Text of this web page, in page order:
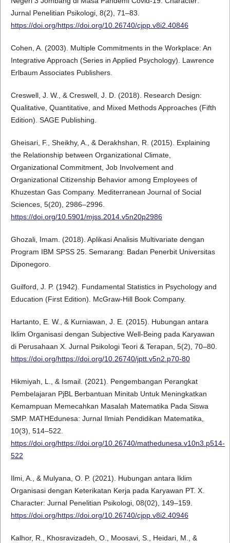
Jurnal Penelitian Psikologi, 8(2), 71–83.
https://doi.org/https://doi.org/10.26740/cjpp.v8i2.40846
Cohen, A. (2003). Multiple Commitments in the Workplace: An
Integrative Approach (Series in Applied Psychology). Lawrence
Erlbaum Associates Publishers.
Creswell, J. W., & Creswell, J. D. (2018). Research Design:
Qualitative, Quantitative, and Mixed Methods Approaches (Fifth
Edition). SAGE Publishing.
Gheisari, F., Sheikhy, A., & Derakhshan, R. (2015). Explaining
the Relationship between Organizational Climate,
Organizational Commitment, Job Involvement and
Organizational Citizenship Behavior among Employees of
Khuzestan Gas Company. Mediterranean Journal of Social
Sciences, 5(20), 2986–2996.
https://doi.org/10.5901/mjss.2014.v5n20p2986
Ghozali, Imam. (2018). Aplikasi Analisis Multivariate dengan
Program IBM SPSS 25. Semarang: Badan Penerbit Universitas
Diponegoro.
Guilford, J. P. (1942). Fundamental Statistics in Psychology and
Education (First Edition). McGraw-Hill Book Company.
Hartanto, E. W., & Kurniawan, J. E. (2015). Hubungan antara
Iklim Organisasi dengan Subjective Well-Being pada Karyawan
di Perusahaan X. Jurnal Psikologi Teori & Terapan, 5(2), 70–80.
https://doi.org/https://doi.org/10.26740/jptt.v5n2.p70-80
Hikmiyah, L., & Ismail. (2021). Pengembangan Perangkat
Pembelajaran PjBL Berbantuan Minitab Untuk Meningkatkan
Kemampuan Memecahkan Masalah Matematika Pada Siswa
SMP. MATHEdunesa: Jurnal Ilmiah Pendidikan Matematika,
10(3), 514–522.
https://doi.org/https://doi.org/10.26740/mathedunesa.v10n3.p514-
522
Ilmi, A., & Mulyana, O. P. (2021). Hubungan antara Iklim
Organisasi dengan Keterikatan Kerja pada Karyawan PT. X.
Character: Jurnal Penelitian Psikologi, 08(02), 149–159.
https://doi.org/https://doi.org/10.26740/cjpp.v8i2.40946
Kalhor, R., Khosravizadeh, O., Moosavi, S., Heidari, M., &